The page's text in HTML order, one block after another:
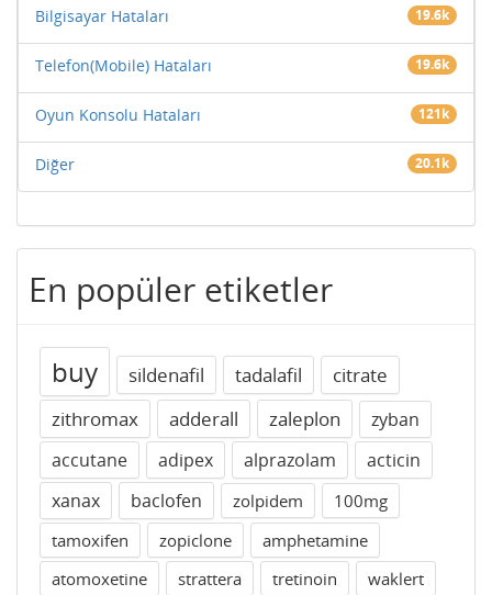
Bilgisayar Hataları 19.6k
Telefon(Mobile) Hataları 19.6k
Oyun Konsolu Hataları 121k
Diğer 20.1k
En popüler etiketler
buy sildenafil tadalafil
citrate
zithromax
adderall zaleplon
zyban
accutane
adipex alprazolam
acticin
xanax
baclofen zolpidem
100mg
tamoxifen
zopiclone
amphetamine
atomoxetine
strattera tretinoin
waklert